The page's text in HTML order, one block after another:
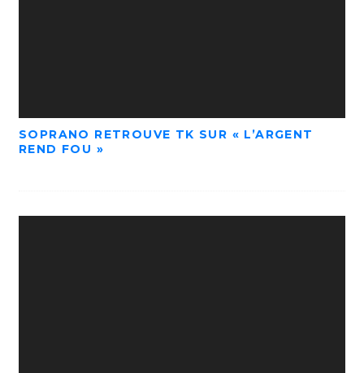
SOPRANO RETROUVE TK SUR « L’ARGENT
REND FOU »